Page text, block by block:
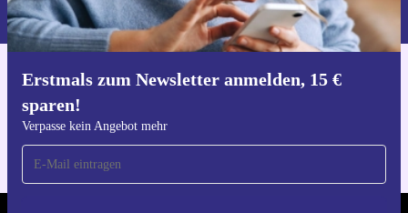
Erstmals zum Newsletter anmelden, 15 €
sparen!
Verpasse kein Angebot mehr
du in unserer
Datenschutzerklärung.
Hol dir die refurbed-App